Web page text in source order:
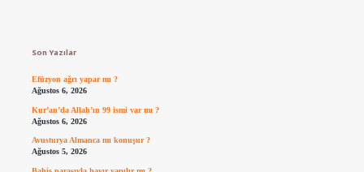
Son Yazılar
Efüzyon ağrı yapar mı ?
Ağustos 6, 2026
Kur’an’da Allah’ın 99 ismi var mı ?
Ağustos 6, 2026
Avusturya Almanca mı konuşur ?
Ağustos 5, 2026